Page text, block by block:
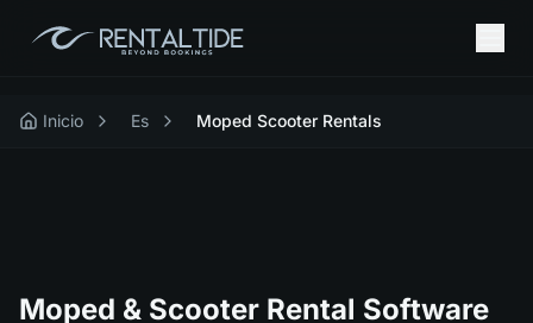
Inicio Es Moped Scooter Rentals
Moped & Scooter Rental Software